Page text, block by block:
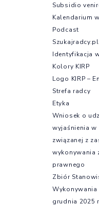
Subsidio
Kalendarium
Podcast
Szukajradcy.pl
Identyfikacja
Kolory KIRP
Logo KIRP –
Strefa radcy
Etyka
Wniosek o
wyjaśnienia w
związanej z
wykonywania
prawnego
Zbiór
grudnia 2025